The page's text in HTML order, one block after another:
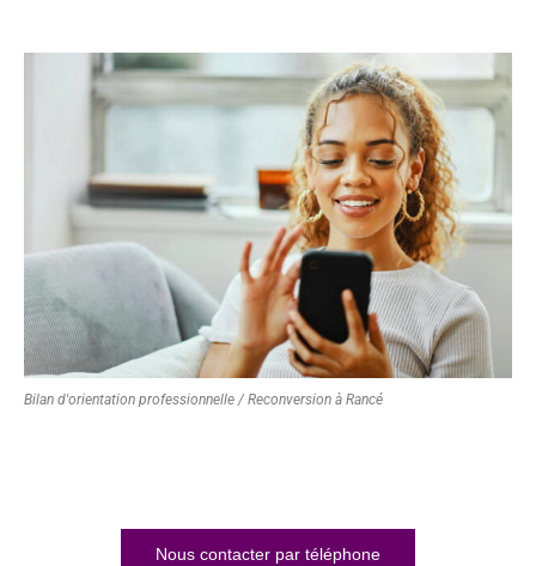
Bilan d'orientation professionnelle / Reconversion à Rancé
Nous contacter par téléphone